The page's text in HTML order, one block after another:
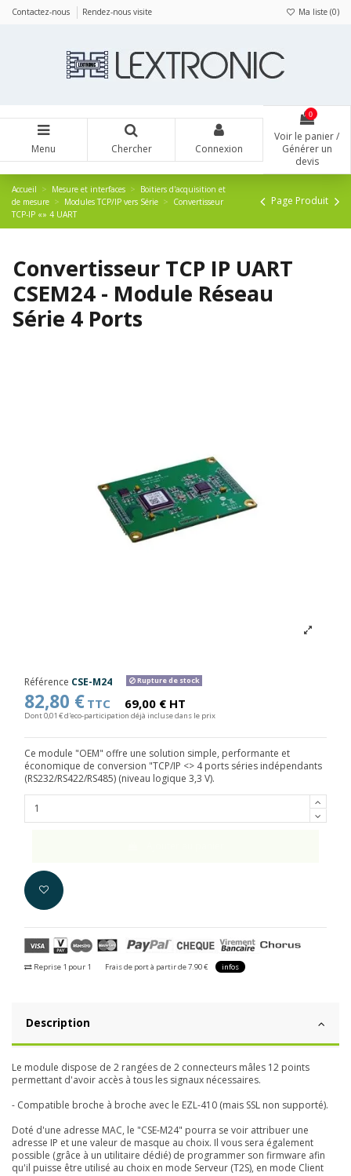
Contactez-nous Rendez-nous visite Ma liste (0)
Menu Chercher Connexion
0
Voir le panier /
Générer un
devis
Accueil Mesure et interfaces
Boitiers d'acquisition et
de mesure
Modules TCP/IP vers Série
Convertisseur
TCP-IP «» 4 UART
Page Produit
Convertisseur TCP IP UART
CSEM24 - Module Réseau
Série 4 Ports
Référence CSE-M24 Rupture de stock
82,80 € TTC 69,00 € HT
Dont 0,01 € d'eco-participation déjà incluse dans le prix
Ce module "OEM" offre une solution simple, performante et
économique de conversion "TCP/IP <> 4 ports séries indépendants
(RS232/RS422/RS485) (niveau logique 3,3 V).
Reprise 1 pour 1 Frais de port à partir de 7.90 € infos
Description
Le module dispose de 2 rangées de 2 connecteurs mâles 12 points
permettant d'avoir accès à tous les signaux nécessaires.
- Compatible broche à broche avec le EZL-410 (mais SSL non supporté).
Doté d'une adresse MAC, le "CSE-M24" pourra se voir attribuer une
adresse IP et une valeur de masque au choix. Il vous sera également
possible (grâce à un utilitaire dédié) de programmer son firmware afin
qu'il puisse être utilisé au choix en mode Serveur (T2S), en mode Client
Panneau de gestion des cookies